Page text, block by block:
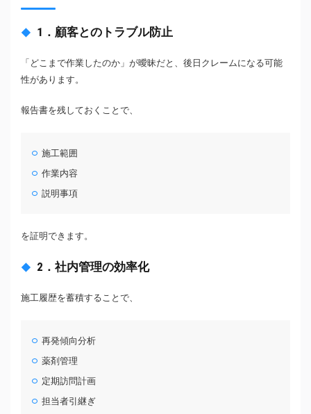
1．顧客とのトラブル防止
「どこまで作業したのか」が曖昧だと、後日クレームになる可能
性があります。
報告書を残しておくことで、
施工範囲
作業内容
説明事項
を証明できます。
2．社内管理の効率化
施工履歴を蓄積することで、
再発傾向分析
薬剤管理
定期訪問計画
担当者引継ぎ